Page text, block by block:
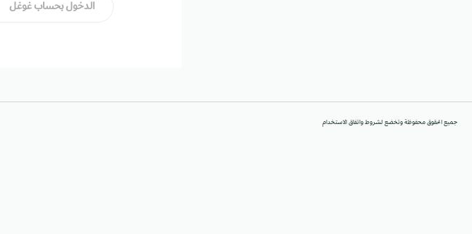
الدخول بحساب غوغل
جميع الحقوق محفوظة وتخضع لشروط واتفاق الاستخدام